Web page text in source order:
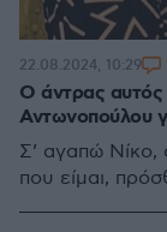
Ο άντρας
Αντωνοπούλου
Σ’ αγαπώ Νίκο,
που είμαι,
22.08.2024, 10:29